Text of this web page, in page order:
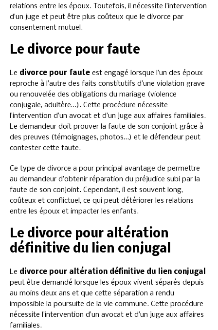
relations entre les époux. Toutefois, il nécessite l’intervention
d’un juge et peut être plus coûteux que le divorce par
consentement mutuel.
Le divorce pour faute
Le divorce pour faute est engagé lorsque l’un des époux
reproche à l’autre des faits constitutifs d’une violation grave
ou renouvelée des obligations du mariage (violence
conjugale, adultère…). Cette procédure nécessite
l’intervention d’un avocat et d’un juge aux affaires familiales.
Le demandeur doit prouver la faute de son conjoint grâce à
des preuves (témoignages, photos…) et le défendeur peut
contester cette faute.
Ce type de divorce a pour principal avantage de permettre
au demandeur d’obtenir réparation du préjudice subi par la
faute de son conjoint. Cependant, il est souvent long,
coûteux et conflictuel, ce qui peut détériorer les relations
entre les époux et impacter les enfants.
Le divorce pour altération
définitive du lien conjugal
Le divorce pour altération définitive du lien conjugal
peut être demandé lorsque les époux vivent séparés depuis
au moins deux ans et que cette séparation a rendu
impossible la poursuite de la vie commune. Cette procédure
nécessite l’intervention d’un avocat et d’un juge aux affaires
familiales.